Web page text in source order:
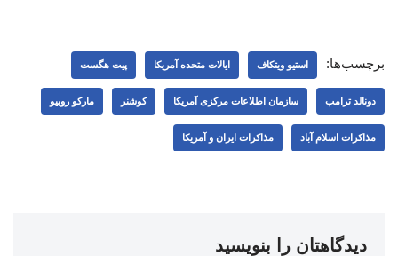
برچسب‌ها: استیو ویتکاف ایالات متحده آمریکا پیت هگست
دونالد ترامپ سازمان اطلاعات مرکزی آمریکا کوشنر مارکو روبیو
مذاکرات اسلام آباد مذاکرات ایران و آمریکا
دیدگاهتان را بنویسید